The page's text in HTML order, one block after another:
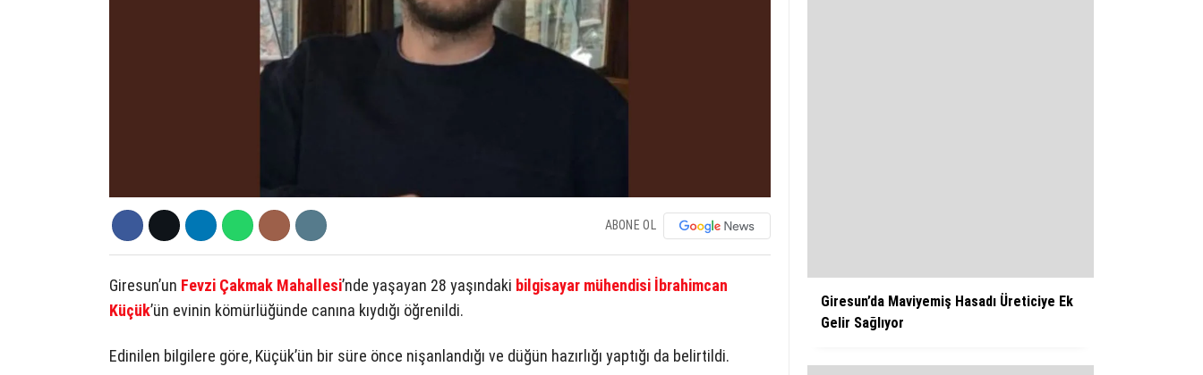
ABONE OL
Giresun’un Fevzi Çakmak Mahallesi’nde yaşayan 28 yaşındaki bilgisayar mühendisi İbrahimcan
Küçük’ün evinin kömürlüğünde canına kıydığı öğrenildi.
Edinilen bilgilere göre, Küçük’ün bir süre önce nişanlandığı ve düğün hazırlığı yaptığı da belirtildi.
Giresun’da Maviyemiş Hasadı Üreticiye Ek
Gelir Sağlıyor